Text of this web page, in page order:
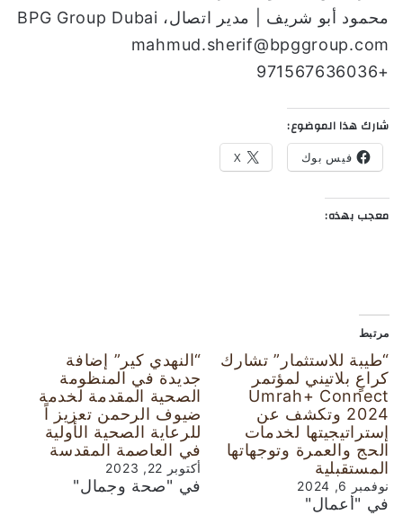
محمود أبو شريف | مدير اتصال، BPG Group Dubai
mahmud.sherif@bpggroup.com
+971567636036
شارك هذا الموضوع:
فيس بوك X
معجب بهذه:
مرتبط
“طيبة للاستثمار” تشارك
كراعٍ بلاتيني لمؤتمر
Umrah+ Connect
2024 وتكشف عن
إستراتيجيتها لخدمات
الحج والعمرة وتوجهاتها
المستقبلية
نوفمبر 6, 2024
في "أعمال"
“النهدي كير” إضافة
جديدة في المنظومة
الصحية المقدمة لخدمة
ضيوف الرحمن تعزيز اً
للرعاية الصحية الأولية
في العاصمة المقدسة
أكتوبر 22, 2023
في "صحة وجمال"